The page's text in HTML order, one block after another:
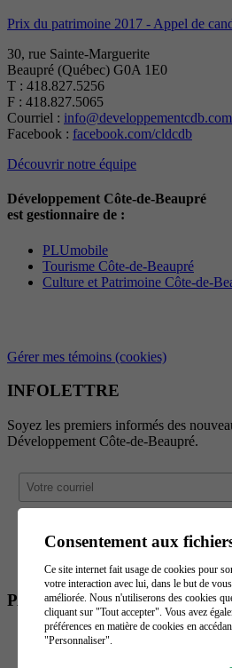
Prix du patrimoine 2017 - Appel de
30, rue Sainte-Marguerite
Beaupré (Québec) G0A 1E0
T : 418.827.5256
F : 418.827.5065
Courriel : info@developpementcdb.com
Facebook : facebook.com/cldcdb
Découvrir notre équipe
Développement Côte-de-Beaupré
est gestionnaire de :
PLUmobile
Tourisme Côte-de-Beaupré
Culture et Patrimoine Côte-de-
Gérer mes témoins (cookies)
INFOLETTRE
Soyez les premiers informés des
Développement Côte-de-Beaupré.
PARTENAIRES
Consentement aux
Ce site internet fait usage de cookies pour
votre interaction avec lui, dans le but de
améliorée. Nous n'utiliserons des cookies
cliquant sur "Tout accepter". Vous avez
préférences en matière de cookies en
"Personnaliser".